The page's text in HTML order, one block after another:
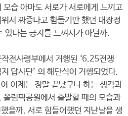
습 아마도 서로가 서로에게 느끼고
서 짜증나고 힘들기만 했던 대장정
있다는 긍지를 느껴서가 아닐까.
전사령부에서 거행된 ‘6.25전쟁
답사단’ 의 해단식이 거행되었다.
이제는 정말 끝났구나 하는 생각과
림픽공원에서 출발할 때의 모습과
을까. 서로 힘들어했던 지난날을 생